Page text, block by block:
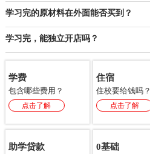
学习完的原材料在外面能否买到？
学习完，能独立开店吗？
学费
包含哪些费用？
点击了解
住宿
住校要给钱吗？
点击了解
助学贷款 0基础